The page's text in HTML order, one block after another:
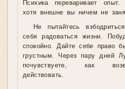
Психика переваривает
хотя внешне вы ничем не
Не пытайтесь
себя радоваться жизни.
спокойно. Дайте себе право
грустным. Через пару дней
почувствуете, как
действовать.